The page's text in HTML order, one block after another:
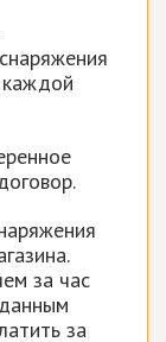
каждой
за час
за